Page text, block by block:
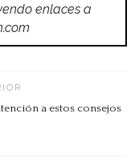
enlaces a
a estos consejos